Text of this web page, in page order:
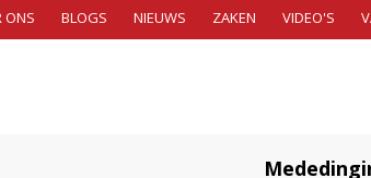
ONS BLOGS NIEUWS ZAKEN VIDEO'S